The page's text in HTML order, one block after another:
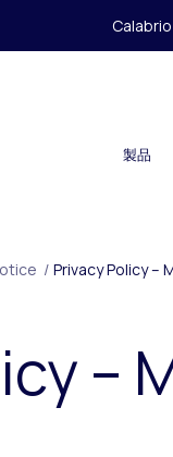
製品
/ Privacy Policy –
–